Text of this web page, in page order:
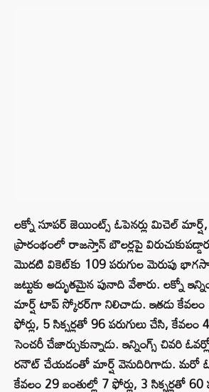
లక్నో సూపర్ జెయింట్స్ ఓపెనర్లు మిచెల్ మార్ష్,
ప్రారంభంలో రాజస్తాన్ బౌలర్లపై
మొదటి వికెట్‌కు 109 పరుగుల మెరుపు
జట్టుకు అద్భుతమైన పునాది వేశారు. లక్నో
మార్ష్ టాప్ స్కోరర్‌గా నిలిచాడు. ఇతడు కేవలం
ఫోర్లు, 5 సిక్సర్లతో 96 పరుగులు చేసి,
సెంచరీ చేజార్చుకున్నాడు. ఇన్నింగ్స్ చివరి
రనౌట్ చేయడంతో మార్ష్ వెనుదిరిగాడు. మరో
కేవలం 29 బంతుల్లో 7 ఫోర్లు, 3 సిక్సర్లతో 60